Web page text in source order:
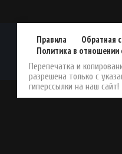
Правила
Обратная
Политика в отношении
Перепечатка и
разрешена только с
гиперссылки на наш сайт!